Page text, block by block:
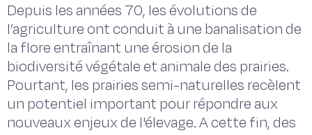
Depuis les années 70, les évolutions de
l’agriculture ont conduit à une banalisation de
la flore entraînant une érosion de la
biodiversité végétale et animale des prairies.
Pourtant, les prairies semi-naturelles recèlent
un potentiel important pour répondre aux
nouveaux enjeux de l'élevage. A cette fin, des